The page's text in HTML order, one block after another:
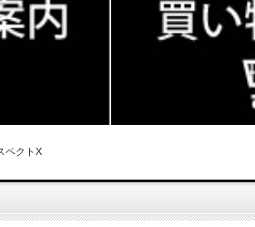
ペクトX